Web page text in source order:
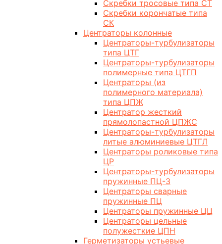
Скребки тросовые типа СТ
Скребки корончатые типа
СК
Центраторы колонные
Центраторы-турбулизаторы
типа ЦТГ
Центраторы-турбулизаторы
полимерные типа ЦТГП
Центраторы (из
полимерного материала)
типа ЦПЖ
Центратор жесткий
прямолопастной ЦПЖС
Центраторы-турбулизаторы
литые алюминиевые ЦТГЛ
Центраторы роликовые типа
ЦР
Центраторы-турбулизаторы
пружинные ПЦ-3
Центраторы сварные
пружинные ПЦ
Центраторы пружинные ЦЦ
Центраторы цельные
полужесткие ЦПН
Герметизаторы устьевые